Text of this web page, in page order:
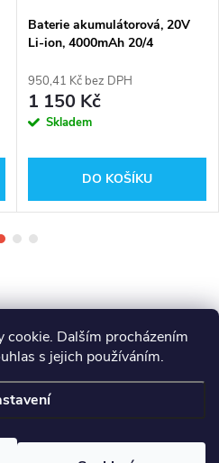
cookie. Dalším procházením
s jejich používáním.
Baterie akumulátorová, 20V
Li-ion, 4000mAh 20/4
950,41 Kč bez DPH
1 150 Kč
Skladem
DO KOŠÍKU
. Všechna práva vyhrazena.